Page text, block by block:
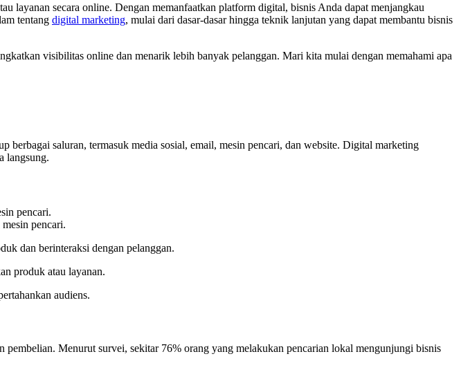
layanan secara online. Dengan memanfaatkan platform digital, bisnis Anda dapat menjangkau
tentang digital marketing, mulai dari dasar-dasar hingga teknik lanjutan yang dapat membantu bisnis
visibilitas online dan menarik lebih banyak pelanggan. Mari kita mulai dengan memahami apa
saluran, termasuk media sosial, email, mesin pencari, dan website. Digital marketing
langsung.
pencari.
pencari.
dan berinteraksi dengan pelanggan.
produk atau layanan.
audiens.
Menurut survei, sekitar 76% orang yang melakukan pencarian lokal mengunjungi bisnis